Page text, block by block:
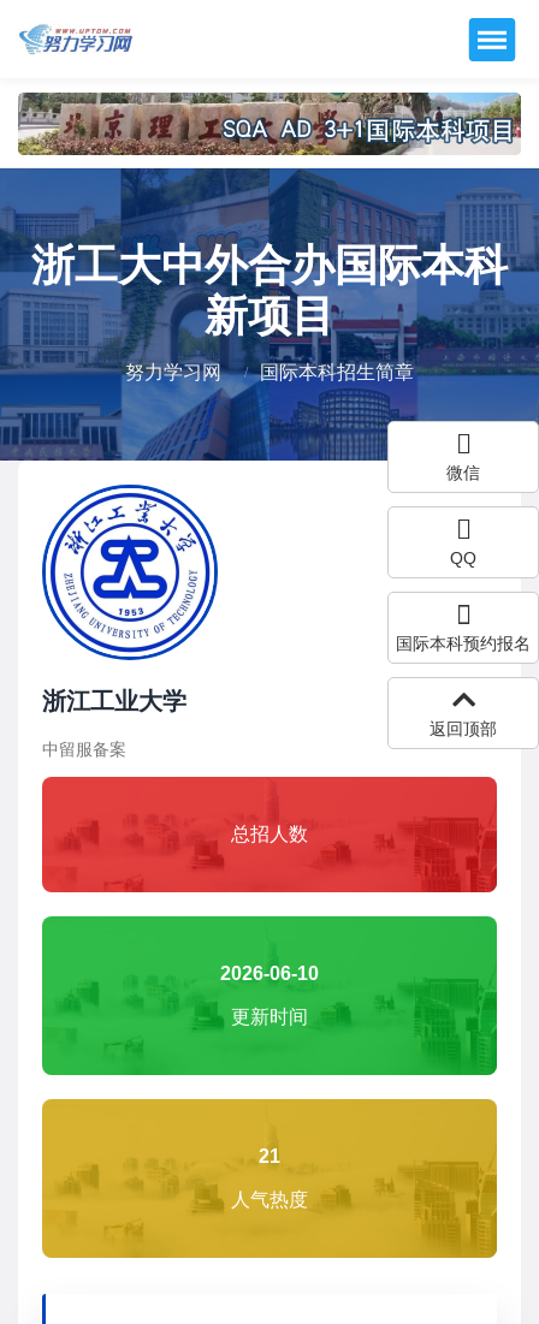
浙工大中外合办国际本科
新项目
努力学习网 国际本科招生简章
浙江工业大学
中留服备案
总招人数
2026-06-10
更新时间
21
人气热度
微信
QQ
国际本科预约报名
返回顶部